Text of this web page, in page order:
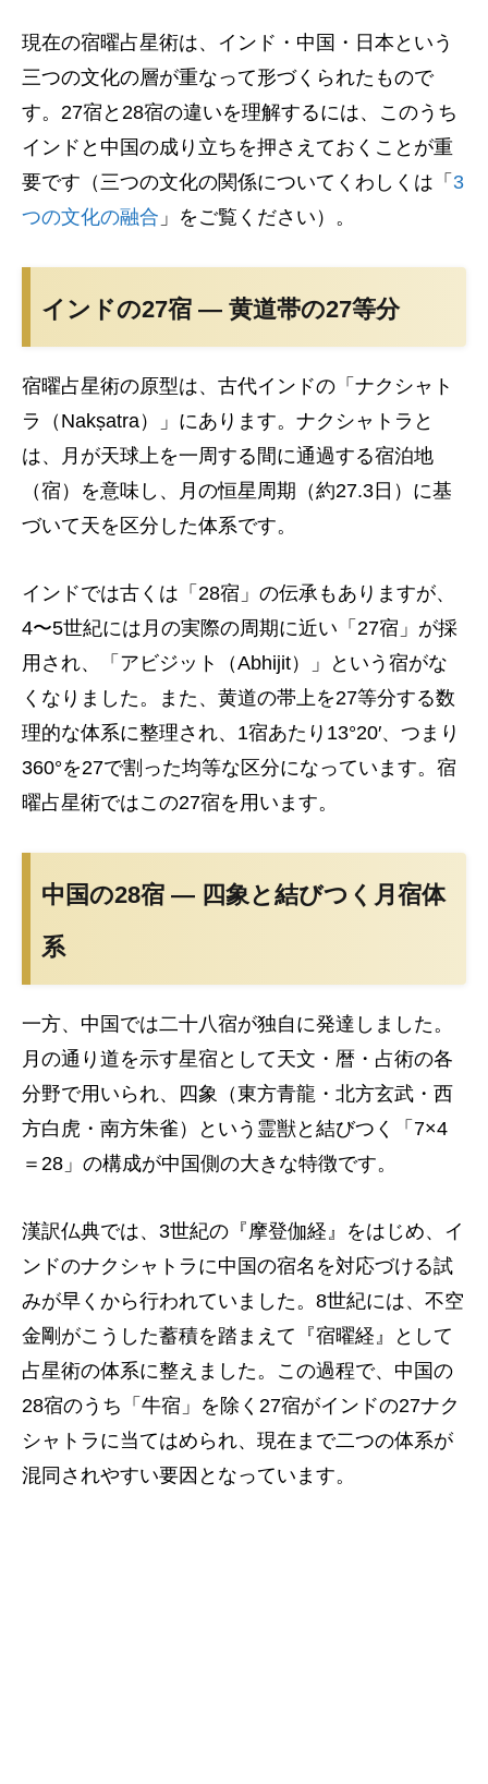
現在の宿曜占星術は、インド・中国・日本という
三つの文化の層が重なって形づくられたもので
す。27宿と28宿の違いを理解するには、このうち
インドと中国の成り立ちを押さえておくことが重
要です（三つの文化の関係についてくわしくは「 3
つの文化の融合 」をご覧ください）。
インドの27宿 — 黄道帯の27等分
宿曜占星術の原型は、古代インドの「ナクシャト
ラ（Nakṣatra）」にあります。ナクシャトラと
は、月が天球上を一周する間に通過する宿泊地
（宿）を意味し、月の恒星周期（約27.3日）に基
づいて天を区分した体系です。
インドでは古くは「28宿」の伝承もありますが、
4〜5世紀には月の実際の周期に近い「27宿」が採
用され、「アビジット（Abhijit）」という宿がな
くなりました。また、黄道の帯上を27等分する数
理的な体系に整理され、1宿あたり13°20′、つまり
360°を27で割った均等な区分になっています。宿
曜占星術ではこの27宿を用います。
中国の28宿 — 四象と結びつく月宿体
系
一方、中国では二十八宿が独自に発達しました。
月の通り道を示す星宿として天文・暦・占術の各
分野で用いられ、四象（東方青龍・北方玄武・西
方白虎・南方朱雀）という霊獣と結びつく「7×4
＝28」の構成が中国側の大きな特徴です。
漢訳仏典では、3世紀の『摩登伽経』をはじめ、イ
ンドのナクシャトラに中国の宿名を対応づける試
みが早くから行われていました。8世紀には、不空
金剛がこうした蓄積を踏まえて『宿曜経』として
占星術の体系に整えました。この過程で、中国の
28宿のうち「牛宿」を除く27宿がインドの27ナク
シャトラに当てはめられ、現在まで二つの体系が
混同されやすい要因となっています。